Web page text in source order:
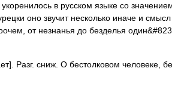
в русском языке со
оно звучит несколько иначе и смысл
от незнанья до безделья
Разг. сниж. О бестолковом человеке,